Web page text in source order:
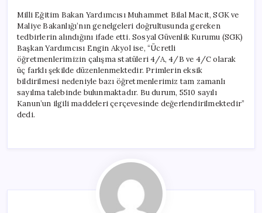
Milli Eğitim Bakan Yardımcısı Muhammet Bilal Macit, SGK ve
Maliye Bakanlığı’nın genelgeleri doğrultusunda gereken
tedbirlerin alındığını ifade etti. Sosyal Güvenlik Kurumu (SGK)
Başkan Yardımcısı Engin Akyol ise, “Ücretli
öğretmenlerimizin çalışma statüleri 4/A, 4/B ve 4/C olarak
üç farklı şekilde düzenlenmektedir. Primlerin eksik
bildirilmesi nedeniyle bazı öğretmenlerimiz tam zamanlı
sayılma talebinde bulunmaktadır. Bu durum, 5510 sayılı
Kanun’un ilgili maddeleri çerçevesinde değerlendirilmektedir”
dedi.